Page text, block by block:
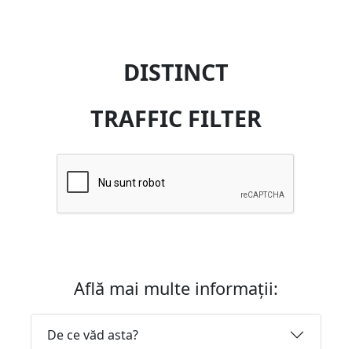
DISTINCT
TRAFFIC FILTER
Află mai multe informații:
De ce văd asta?